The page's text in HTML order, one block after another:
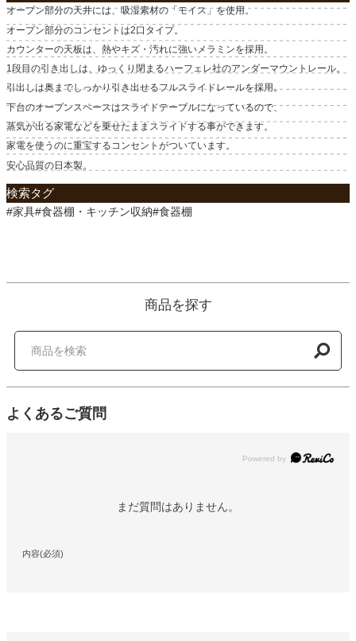
オープン部分の天井には、吸湿素材の「モイス」を使用。
オープン部分のコンセントは2口タイプ。
カウンターの天板は、熱やキズ・汚れに強いメラミンを採用。
1段目の引き出しは、ゆっくり閉まるハーフェレ社のアンダーマウントレール。
引出しは奥までしっかり引き出せるフルスライドレールを採用。
下台のオープンスペースはスライドテーブルになっているので、
蒸気が出る家電などを乗せたままスライドする事ができます。
家電を使うのに重宝するコンセントがついています。
安心品質の日本製。
検索タグ
#家具#食器棚・キッチン収納#食器棚
商品を探す
よくあるご質問
Powered by
まだ質問はありません。
内容(必須)